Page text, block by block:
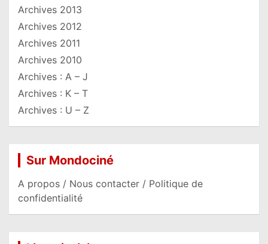
Archives 2013
Archives 2012
Archives 2011
Archives 2010
Archives : A – J
Archives : K – T
Archives : U – Z
Sur Mondociné
A propos / Nous contacter / Politique de
confidentialité